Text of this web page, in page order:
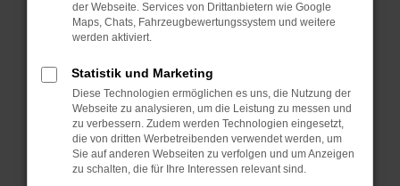
Stelle sicher, dass dein Browser und dein
Betriebssystem auf dem neuesten Stand sind.
Sicherheitsrisiko, sondern kann auch dazu führen,
dass bestimmte Funktionen nicht mehr
unterstützt werden.
Wende dich an den Webseitenbetreiber.
Wenn du alle oben genannten Schritte versucht
hast, kontaktiere uns bitte. Wir werden versuchen,
der Webseite. Services von Drittanbietern wie Google
Maps, Chats, Fahrzeugbewertungssystem und weitere
werden aktiviert.
Statistik und Marketing
Diese Technologien ermöglichen es uns, die Nutzung der
Webseite zu analysieren, um die Leistung zu messen und
zu verbessern. Zudem werden Technologien eingesetzt,
die von dritten Werbetreibenden verwendet werden, um
Sie auf anderen Webseiten zu verfolgen und um Anzeigen
zu schalten, die für Ihre Interessen relevant sind.